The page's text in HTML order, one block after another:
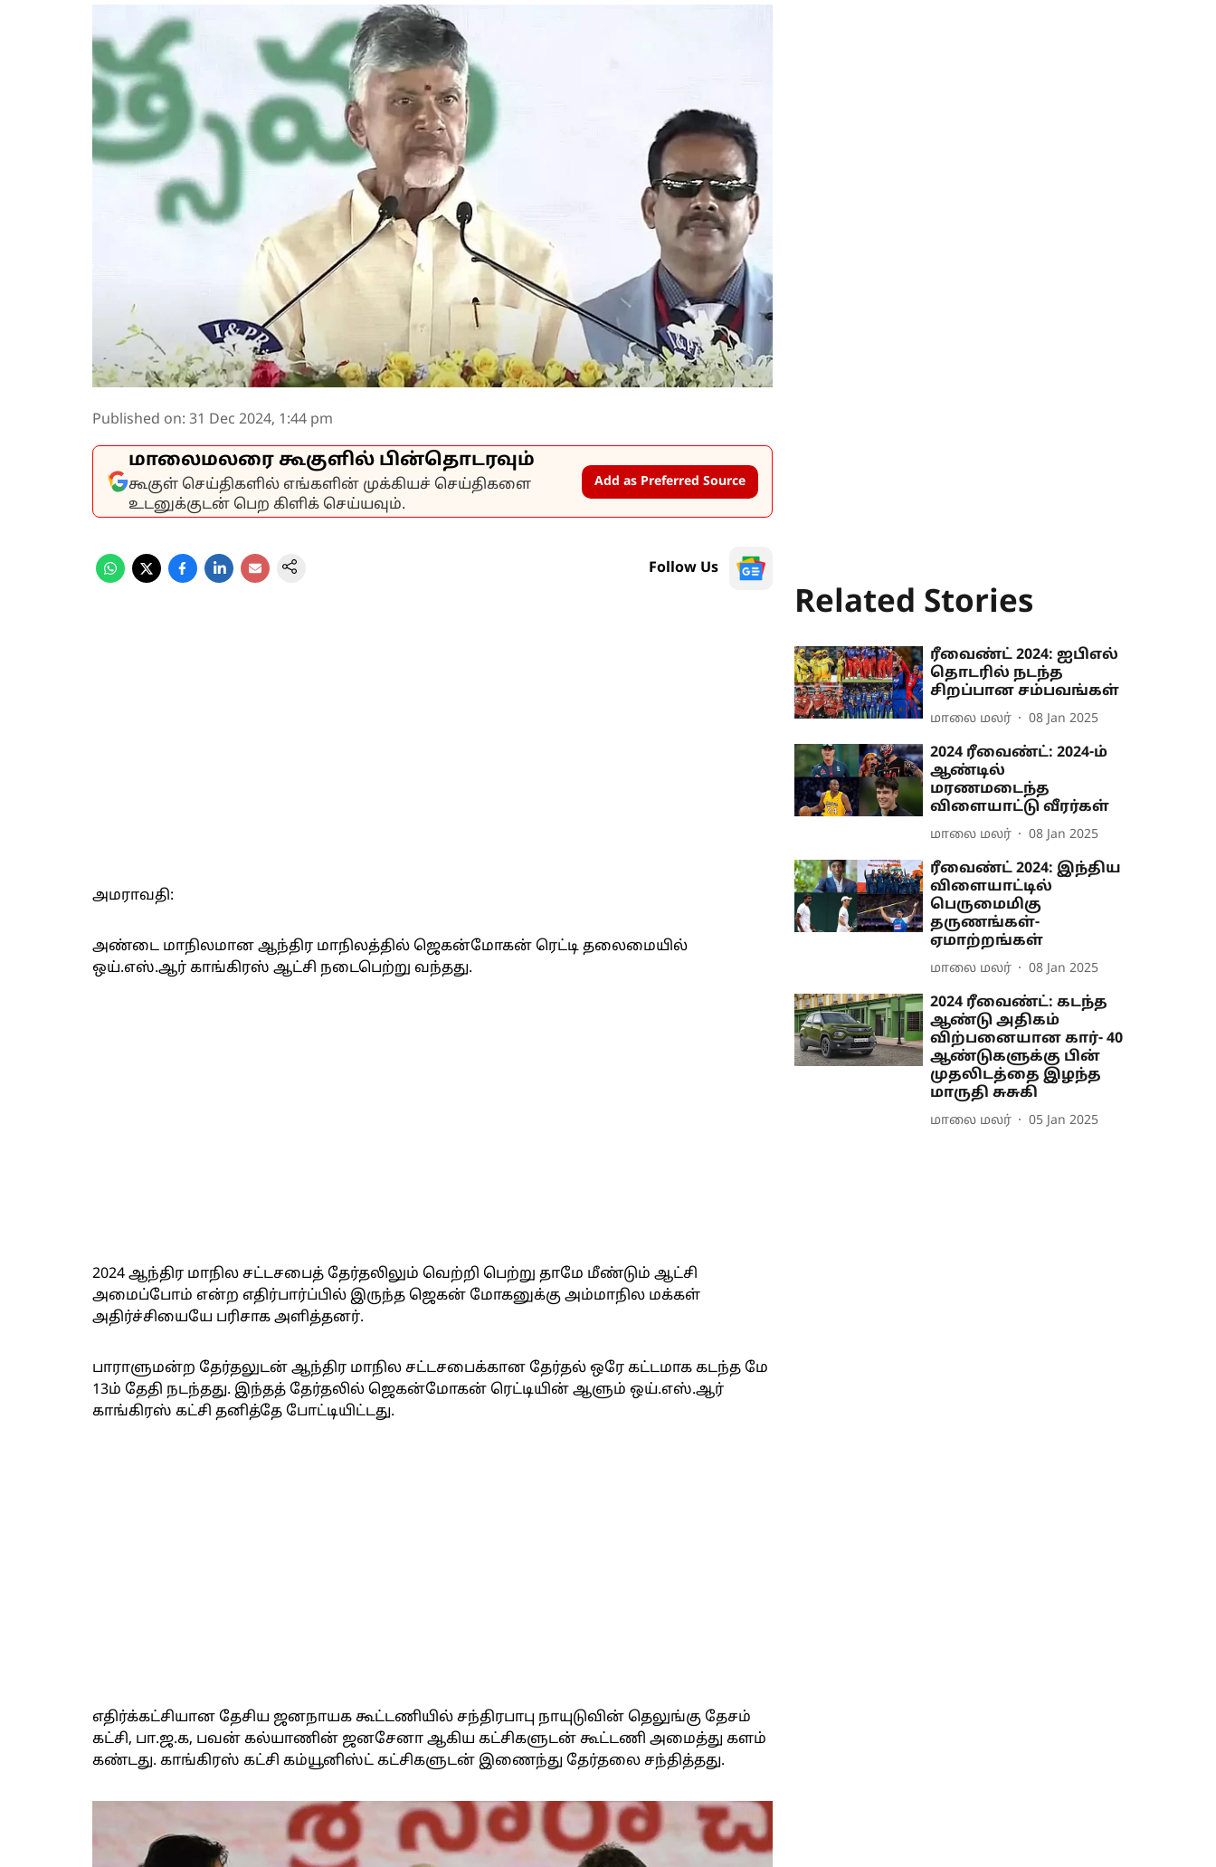
Published on: 31 Dec 2024, 1:44 pm
மாலைமலரை கூகுளில் பின்தொடரவும்
கூகுள் செய்திகளில் எங்களின் முக்கியச் செய்திகளை
உடனுக்குடன் பெற கிளிக் செய்யவும்.
Add as Preferred Source
Follow Us
அமராவதி:
அண்டை மாநிலமான ஆந்திர மாநிலத்தில் ஜெகன்மோகன் ரெட்டி தலைமையில்
ஒய்.எஸ்.ஆர் காங்கிரஸ் ஆட்சி நடைபெற்று வந்தது.
2024 ஆந்திர மாநில சட்டசபைத் தேர்தலிலும் வெற்றி பெற்று தாமே மீண்டும் ஆட்சி
அமைப்போம் என்ற எதிர்பார்ப்பில் இருந்த ஜெகன் மோகனுக்கு அம்மாநில மக்கள்
அதிர்ச்சியையே பரிசாக அளித்தனர்.
பாராளுமன்ற தேர்தலுடன் ஆந்திர மாநில சட்டசபைக்கான தேர்தல் ஒரே கட்டமாக கடந்த மே
13ம் தேதி நடந்தது. இந்தத் தேர்தலில் ஜெகன்மோகன் ரெட்டியின் ஆளும் ஒய்.எஸ்.ஆர்
காங்கிரஸ் கட்சி தனித்தே போட்டியிட்டது.
எதிர்க்கட்சியான தேசிய ஜனநாயக கூட்டணியில் சந்திரபாபு நாயுடுவின் தெலுங்கு தேசம்
கட்சி, பா.ஜ.க, பவன் கல்யாணின் ஜனசேனா ஆகிய கட்சிகளுடன் கூட்டணி அமைத்து களம்
கண்டது. காங்கிரஸ் கட்சி கம்யூனிஸ்ட் கட்சிகளுடன் இணைந்து தேர்தலை சந்தித்தது.
Related Stories
ரீவைண்ட் 2024: ஐபிஎல்
தொடரில் நடந்த
சிறப்பான சம்பவங்கள்
மாலை மலர் 08 Jan 2025
2024 ரீவைண்ட்: 2024-ம்
ஆண்டில்
மரணமடைந்த
விளையாட்டு வீரர்கள்
மாலை மலர் 08 Jan 2025
ரீவைண்ட் 2024: இந்திய
விளையாட்டில்
பெருமைமிகு
தருணங்கள்-
ஏமாற்றங்கள்
மாலை மலர் 08 Jan 2025
2024 ரீவைண்ட்: கடந்த
ஆண்டு அதிகம்
விற்பனையான கார்- 40
ஆண்டுகளுக்கு பின்
முதலிடத்தை இழந்த
மாருதி சுசுகி
மாலை மலர் 05 Jan 2025